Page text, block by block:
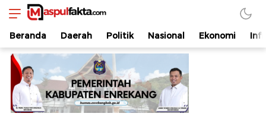
maspulfakta.com
Lokal Mendunia
Beranda Daerah Politik Nasional Ekonomi